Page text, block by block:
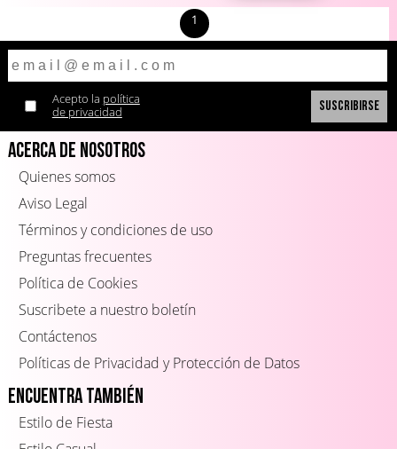
1
Acepto la política
de privacidad
Acerca de Nosotros
Quienes somos
Aviso Legal
Términos y condiciones de uso
Preguntas frecuentes
Política de Cookies
Suscribete a nuestro boletín
Contáctenos
Políticas de Privacidad y Protección de Datos
Encuentra también
Estilo de Fiesta